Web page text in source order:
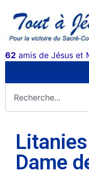
62 amis de Jésus et
Dame